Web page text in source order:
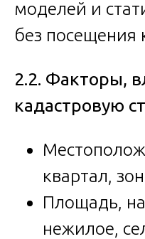
моделей и
без посещения
2.2. Факторы,
кадастровую
квартал,
Площадь,
нежилое,